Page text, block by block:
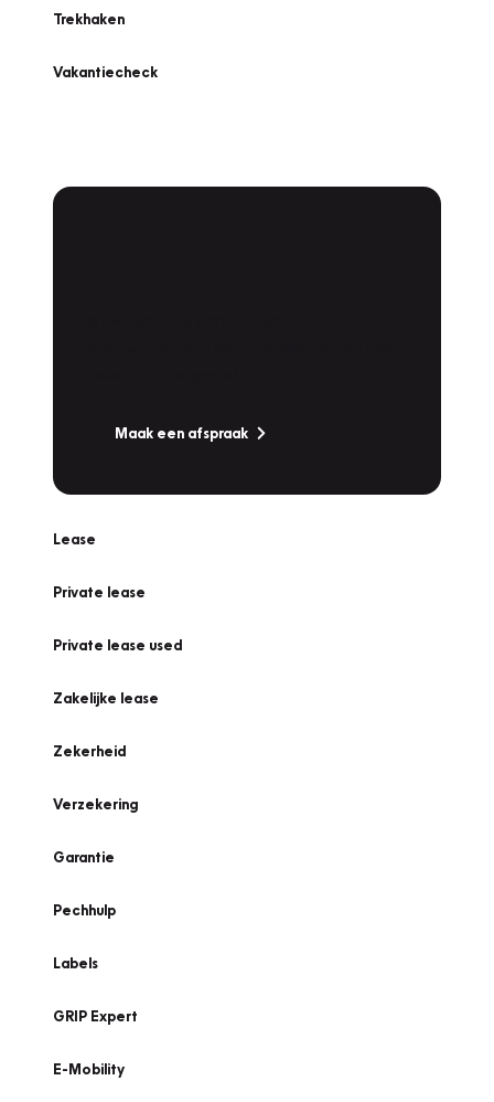
Trekhaken
Vakantiecheck
Maak een afspraak
Lease
Private lease
Private lease used
Zakelijke lease
Zekerheid
Verzekering
Garantie
Pechhulp
Labels
GRIP Expert
E-Mobility